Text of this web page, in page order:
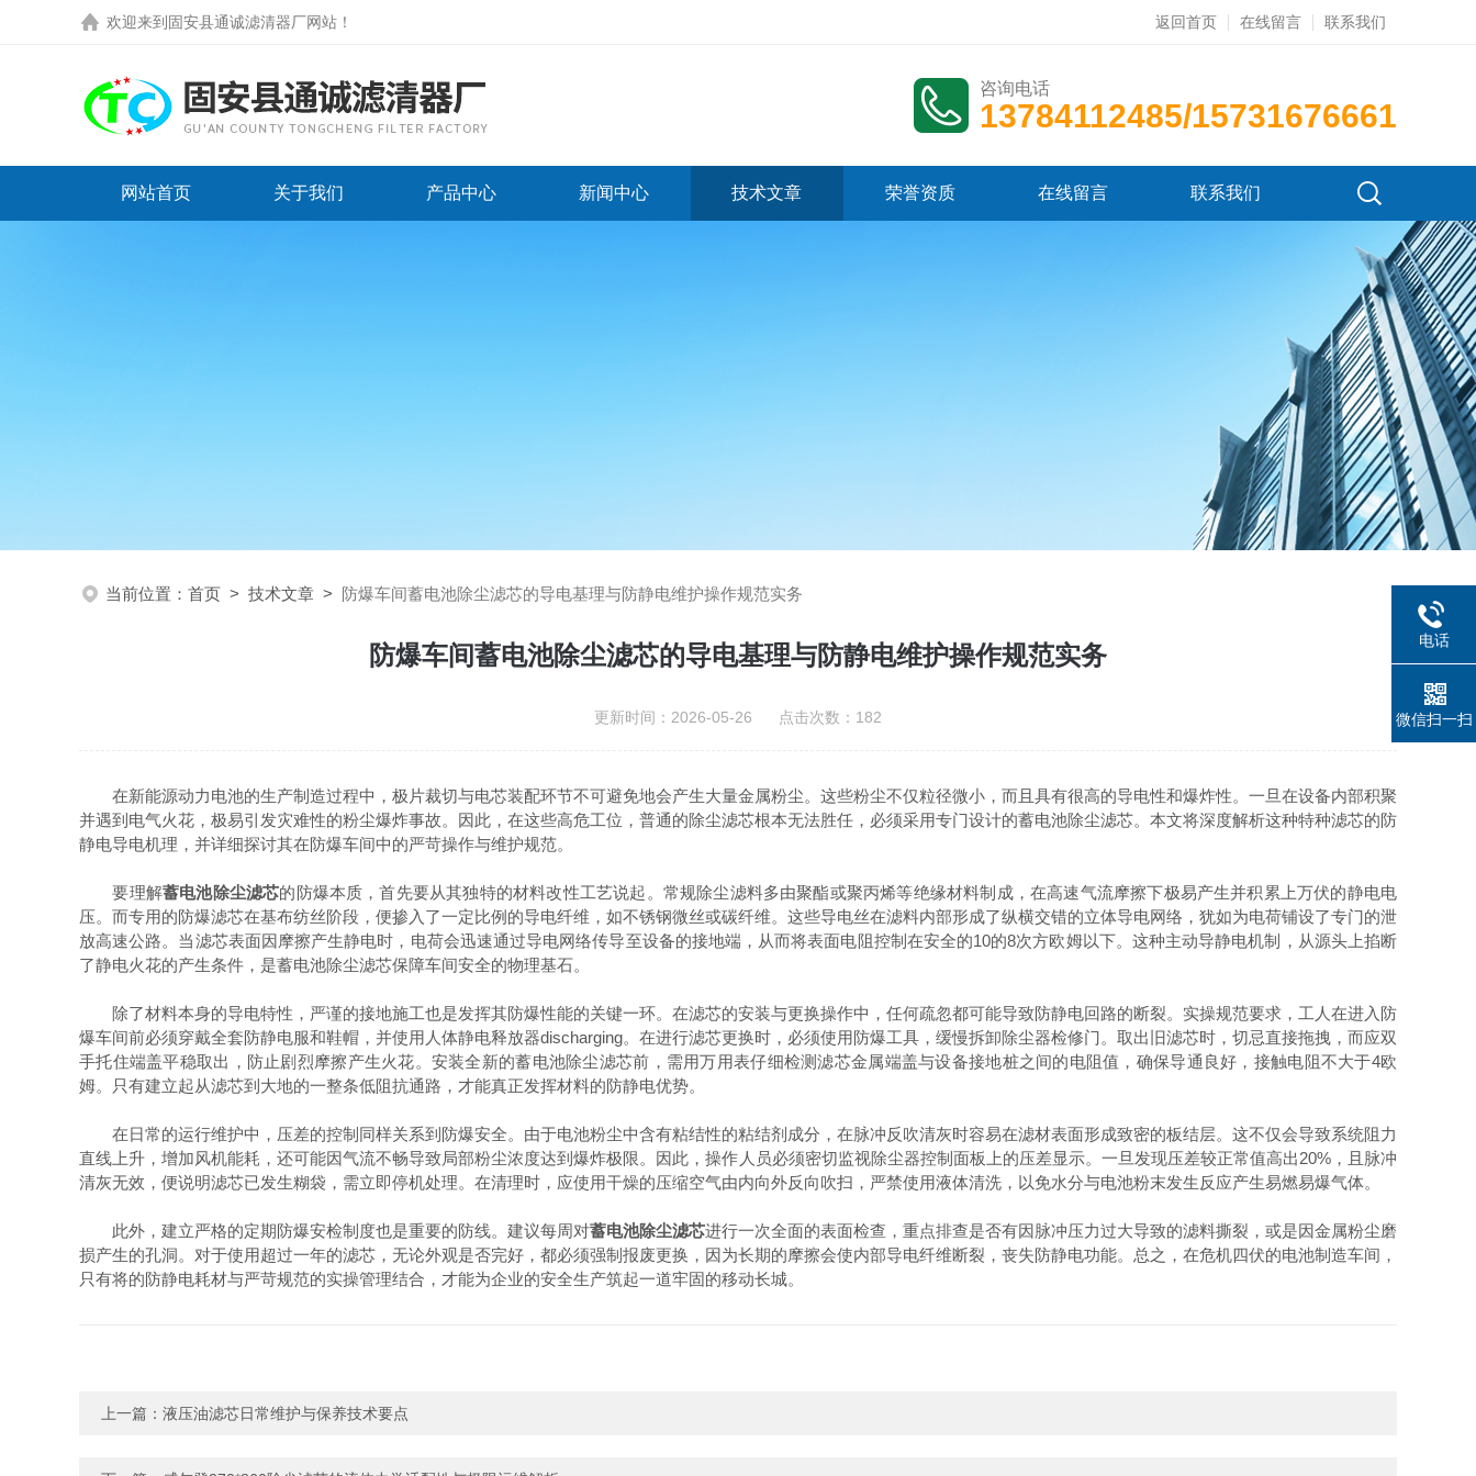
欢迎来到 固安县通诚滤清器厂网站 ！ 返回首页 在线留言 联系我们
咨询电话
13784112485/15731676661
网站首页 关于我们 产品中心 新闻中心 技术文章 荣誉资质 在线留言 联系我们
当前位置： 首页 > 技术文章 > 防爆车间蓄电池除尘滤芯的导电基理与防静电维护操作规范实务
防爆车间蓄电池除尘滤芯的导电基理与防静电维护操作规范实务
更新时间：2026-05-26 点击次数：182
在新能源动力电池的生产制造过程中，极片裁切与电芯装配环节不可避免地会产生大量金属粉尘。这些粉尘不仅粒径微小，而且具有很高的导电性和爆炸性。一旦在设备内部积聚
并遇到电气火花，极易引发灾难性的粉尘爆炸事故。因此，在这些高危工位，普通的除尘滤芯根本无法胜任，必须采用专门设计的蓄电池除尘滤芯。本文将深度解析这种特种滤芯的防
静电导电机理，并详细探讨其在防爆车间中的严苛操作与维护规范。
要理解蓄电池除尘滤芯的防爆本质，首先要从其独特的材料改性工艺说起。常规除尘滤料多由聚酯或聚丙烯等绝缘材料制成，在高速气流摩擦下极易产生并积累上万伏的静电电
压。而专用的防爆滤芯在基布纺丝阶段，便掺入了一定比例的导电纤维，如不锈钢微丝或碳纤维。这些导电丝在滤料内部形成了纵横交错的立体导电网络，犹如为电荷铺设了专门的泄
放高速公路。当滤芯表面因摩擦产生静电时，电荷会迅速通过导电网络传导至设备的接地端，从而将表面电阻控制在安全的10的8次方欧姆以下。这种主动导静电机制，从源头上掐断
了静电火花的产生条件，是蓄电池除尘滤芯保障车间安全的物理基石。
除了材料本身的导电特性，严谨的接地施工也是发挥其防爆性能的关键一环。在滤芯的安装与更换操作中，任何疏忽都可能导致防静电回路的断裂。实操规范要求，工人在进入防
爆车间前必须穿戴全套防静电服和鞋帽，并使用人体静电释放器discharging。在进行滤芯更换时，必须使用防爆工具，缓慢拆卸除尘器检修门。取出旧滤芯时，切忌直接拖拽，而应双
手托住端盖平稳取出，防止剧烈摩擦产生火花。安装全新的蓄电池除尘滤芯前，需用万用表仔细检测滤芯金属端盖与设备接地桩之间的电阻值，确保导通良好，接触电阻不大于4欧
姆。只有建立起从滤芯到大地的一整条低阻抗通路，才能真正发挥材料的防静电优势。
在日常的运行维护中，压差的控制同样关系到防爆安全。由于电池粉尘中含有粘结性的粘结剂成分，在脉冲反吹清灰时容易在滤材表面形成致密的板结层。这不仅会导致系统阻力
直线上升，增加风机能耗，还可能因气流不畅导致局部粉尘浓度达到爆炸极限。因此，操作人员必须密切监视除尘器控制面板上的压差显示。一旦发现压差较正常值高出20%，且脉冲
清灰无效，便说明滤芯已发生糊袋，需立即停机处理。在清理时，应使用干燥的压缩空气由内向外反向吹扫，严禁使用液体清洗，以免水分与电池粉末发生反应产生易燃易爆气体。
此外，建立严格的定期防爆安检制度也是重要的防线。建议每周对蓄电池除尘滤芯进行一次全面的表面检查，重点排查是否有因脉冲压力过大导致的滤料撕裂，或是因金属粉尘磨
损产生的孔洞。对于使用超过一年的滤芯，无论外观是否完好，都必须强制报废更换，因为长期的摩擦会使内部导电纤维断裂，丧失防静电功能。总之，在危机四伏的电池制造车间，
只有将的防静电耗材与严苛规范的实操管理结合，才能为企业的安全生产筑起一道牢固的移动长城。
上一篇： 液压油滤芯日常维护与保养技术要点
电话
微信扫一扫